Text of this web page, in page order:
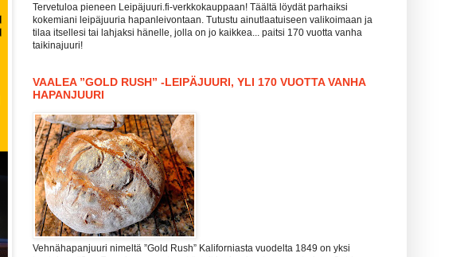
Tervetuloa pieneen Leipäjuuri.fi-verkkokauppaan! Täältä löydät parhaiksi
kokemiani leipäjuuria hapanleivontaan. Tutustu ainutlaatuiseen valikoimaan ja
tilaa itsellesi tai lahjaksi hänelle, jolla on jo kaikkea... paitsi 170 vuotta vanha
taikinajuuri!
VAALEA ”GOLD RUSH” -LEIPÄJUURI, YLI 170 VUOTTA VANHA
HAPANJUURI
Vehnähapanjuuri nimeltä ”Gold Rush” Kaliforniasta vuodelta 1849 on yksi